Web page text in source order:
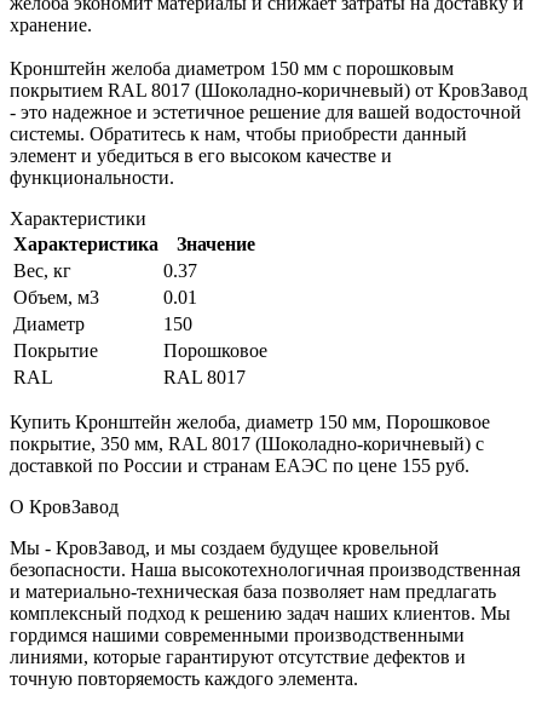
хранение.
Кронштейн желоба диаметром 150 мм с порошковым
покрытием RAL 8017 (Шоколадно-коричневый) от КровЗавод
- это надежное и эстетичное решение для вашей водосточной
системы. Обратитесь к нам, чтобы приобрести данный
элемент и убедиться в его высоком качестве и
функциональности.
Характеристики
Характеристика
Значение
Вес, кг
0.37
Объем, м3
0.01
Диаметр
150
Покрытие
Порошковое
RAL
RAL 8017
Купить Кронштейн желоба, диаметр 150 мм, Порошковое
покрытие, 350 мм, RAL 8017 (Шоколадно-коричневый) с
доставкой по России и странам ЕАЭС по цене 155 руб.
О КровЗавод
Мы - КровЗавод, и мы создаем будущее кровельной
безопасности. Наша высокотехнологичная производственная
и материально-техническая база позволяет нам предлагать
комплексный подход к решению задач наших клиентов. Мы
гордимся нашими современными производственными
линиями, которые гарантируют отсутствие дефектов и
точную повторяемость каждого элемента.